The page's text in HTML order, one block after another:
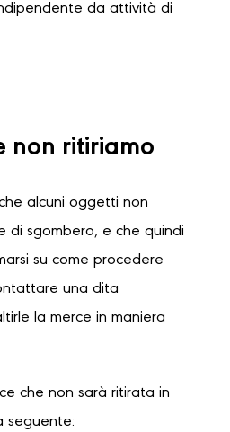
da attività di
non ritiriamo
alcuni oggetti non
di sgombero, e che quindi
su come procedere
una dita
la merce in maniera
che non sarà ritirata in
seguente: